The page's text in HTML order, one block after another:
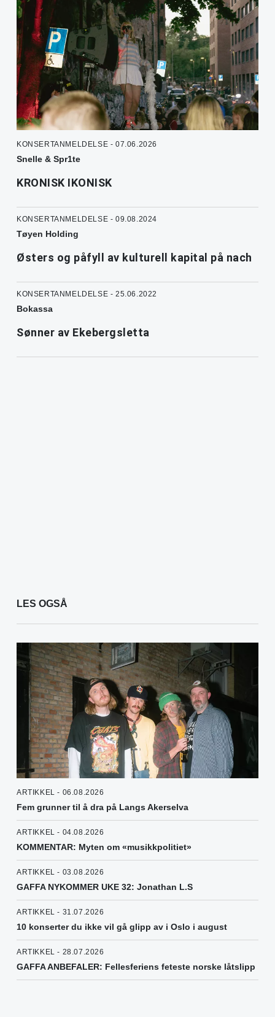
KONSERTANMELDELSE - 07.06.2026
Snelle & Spr1te
KRONISK IKONISK
KONSERTANMELDELSE - 09.08.2024
Tøyen Holding
Østers og påfyll av kulturell kapital på nach
KONSERTANMELDELSE - 25.06.2022
Bokassa
Sønner av Ekebergsletta
LES OGSÅ
ARTIKKEL - 06.08.2026
Fem grunner til å dra på Langs Akerselva
ARTIKKEL - 04.08.2026
KOMMENTAR: Myten om «musikkpolitiet»
ARTIKKEL - 03.08.2026
GAFFA NYKOMMER UKE 32: Jonathan L.S
ARTIKKEL - 31.07.2026
10 konserter du ikke vil gå glipp av i Oslo i august
ARTIKKEL - 28.07.2026
GAFFA ANBEFALER: Fellesferiens feteste norske låtslipp